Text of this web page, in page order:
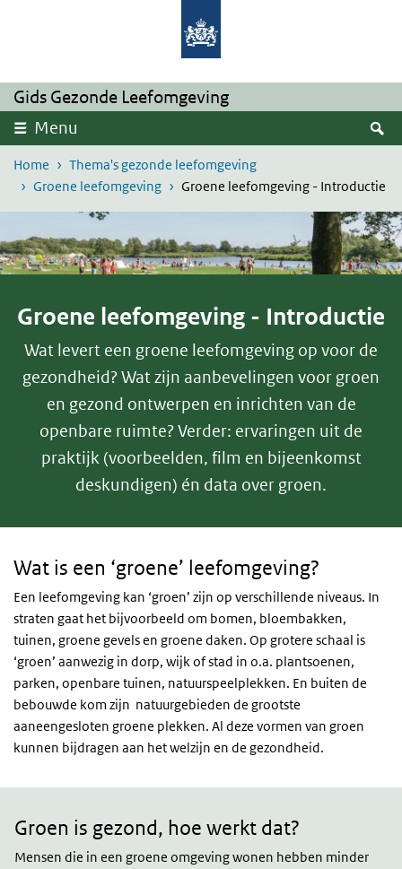
Overslaan en naar de inhoud gaan
Gids Gezonde Leefomgeving
Menu
Home
Thema's gezonde leefomgeving
Groene leefomgeving
Groene leefomgeving - Introductie
Groene leefomgeving - Introductie
Wat levert een groene leefomgeving op voor de
gezondheid? Wat zijn aanbevelingen voor groen
en gezond ontwerpen en inrichten van de
openbare ruimte? Verder: ervaringen uit de
praktijk (voorbeelden, film en bijeenkomst
deskundigen) én data over groen.
Inleiding
Wat is een ‘groene’ leefomgeving?
Een leefomgeving kan ‘groen’ zijn op verschillende niveaus. In
straten gaat het bijvoorbeeld om bomen, bloembakken,
tuinen, groene gevels en groene daken. Op grotere schaal is
‘groen’ aanwezig in dorp, wijk of stad in o.a. plantsoenen,
parken, openbare tuinen, natuurspeelplekken. En buiten de
bebouwde kom zijn natuurgebieden de grootste
aaneengesloten groene plekken. Al deze vormen van groen
kunnen bijdragen aan het welzijn en de gezondheid.
Groen
gezond
Groen is gezond, hoe werkt dat?
Mensen die in een groene omgeving wonen hebben minder